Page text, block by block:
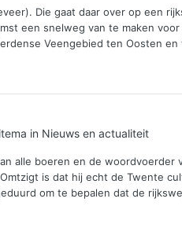
Die gaat daar over op een
een snelweg van te maken
Veengebied ten Oosten
in Nieuws en actualiteit
alle boeren en de
is dat hij echt de Twente
om te bepalen dat de